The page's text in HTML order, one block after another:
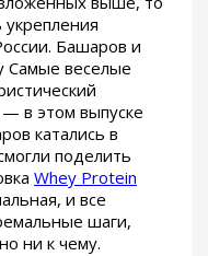
Башаров и
Самые веселые
— в этом выпуске
катались в
поделить
Whey Protein
и все
шаги,
ни к чему.